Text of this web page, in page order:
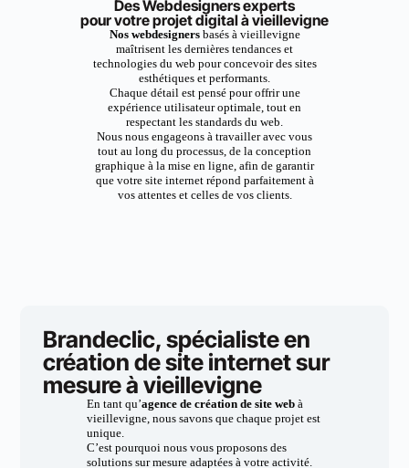
Des Webdesigners experts
pour votre projet digital à vieillevigne
Nos webdesignersbasés à vieillevigne
maîtrisent les dernières tendances et
technologies du web pour concevoir des sites
esthétiques et performants.
Chaque détail est pensé pour offrir une
expérience utilisateur optimale, tout en
respectant les standards du web.
Nous nous engageons à travailler avec vous
tout au long du processus, de la conception
graphique à la mise en ligne, afin de garantir
que votre site internet répond parfaitement à
vos attentes et celles de vos clients.
Brandeclic, spécialiste en
création de site internet sur
mesure à vieillevigne
En tant qu’agence de création de site webà
vieillevigne, nous savons que chaque projet est
unique.
C’est pourquoi nous vous proposons des
solutions sur mesure adaptées à votre activité.